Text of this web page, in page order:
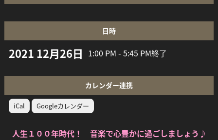
日時
2021 12月26日 1:00 PM - 5:45 PM終了
カレンダー連携
iCal Googleカレンダー
人生１００年時代！ 音楽で心豊かに過ごしましょう♪